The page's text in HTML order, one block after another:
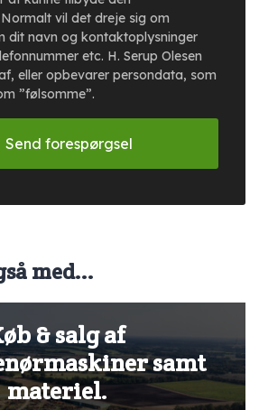
vil det dreje sig om
dit navn og kontaktoplysninger
etc. H. Serup Olesen
eller opbevarer persondata, som
”følsomme”.
Send forespørgsel
med...
& salg af
samt
materiel.